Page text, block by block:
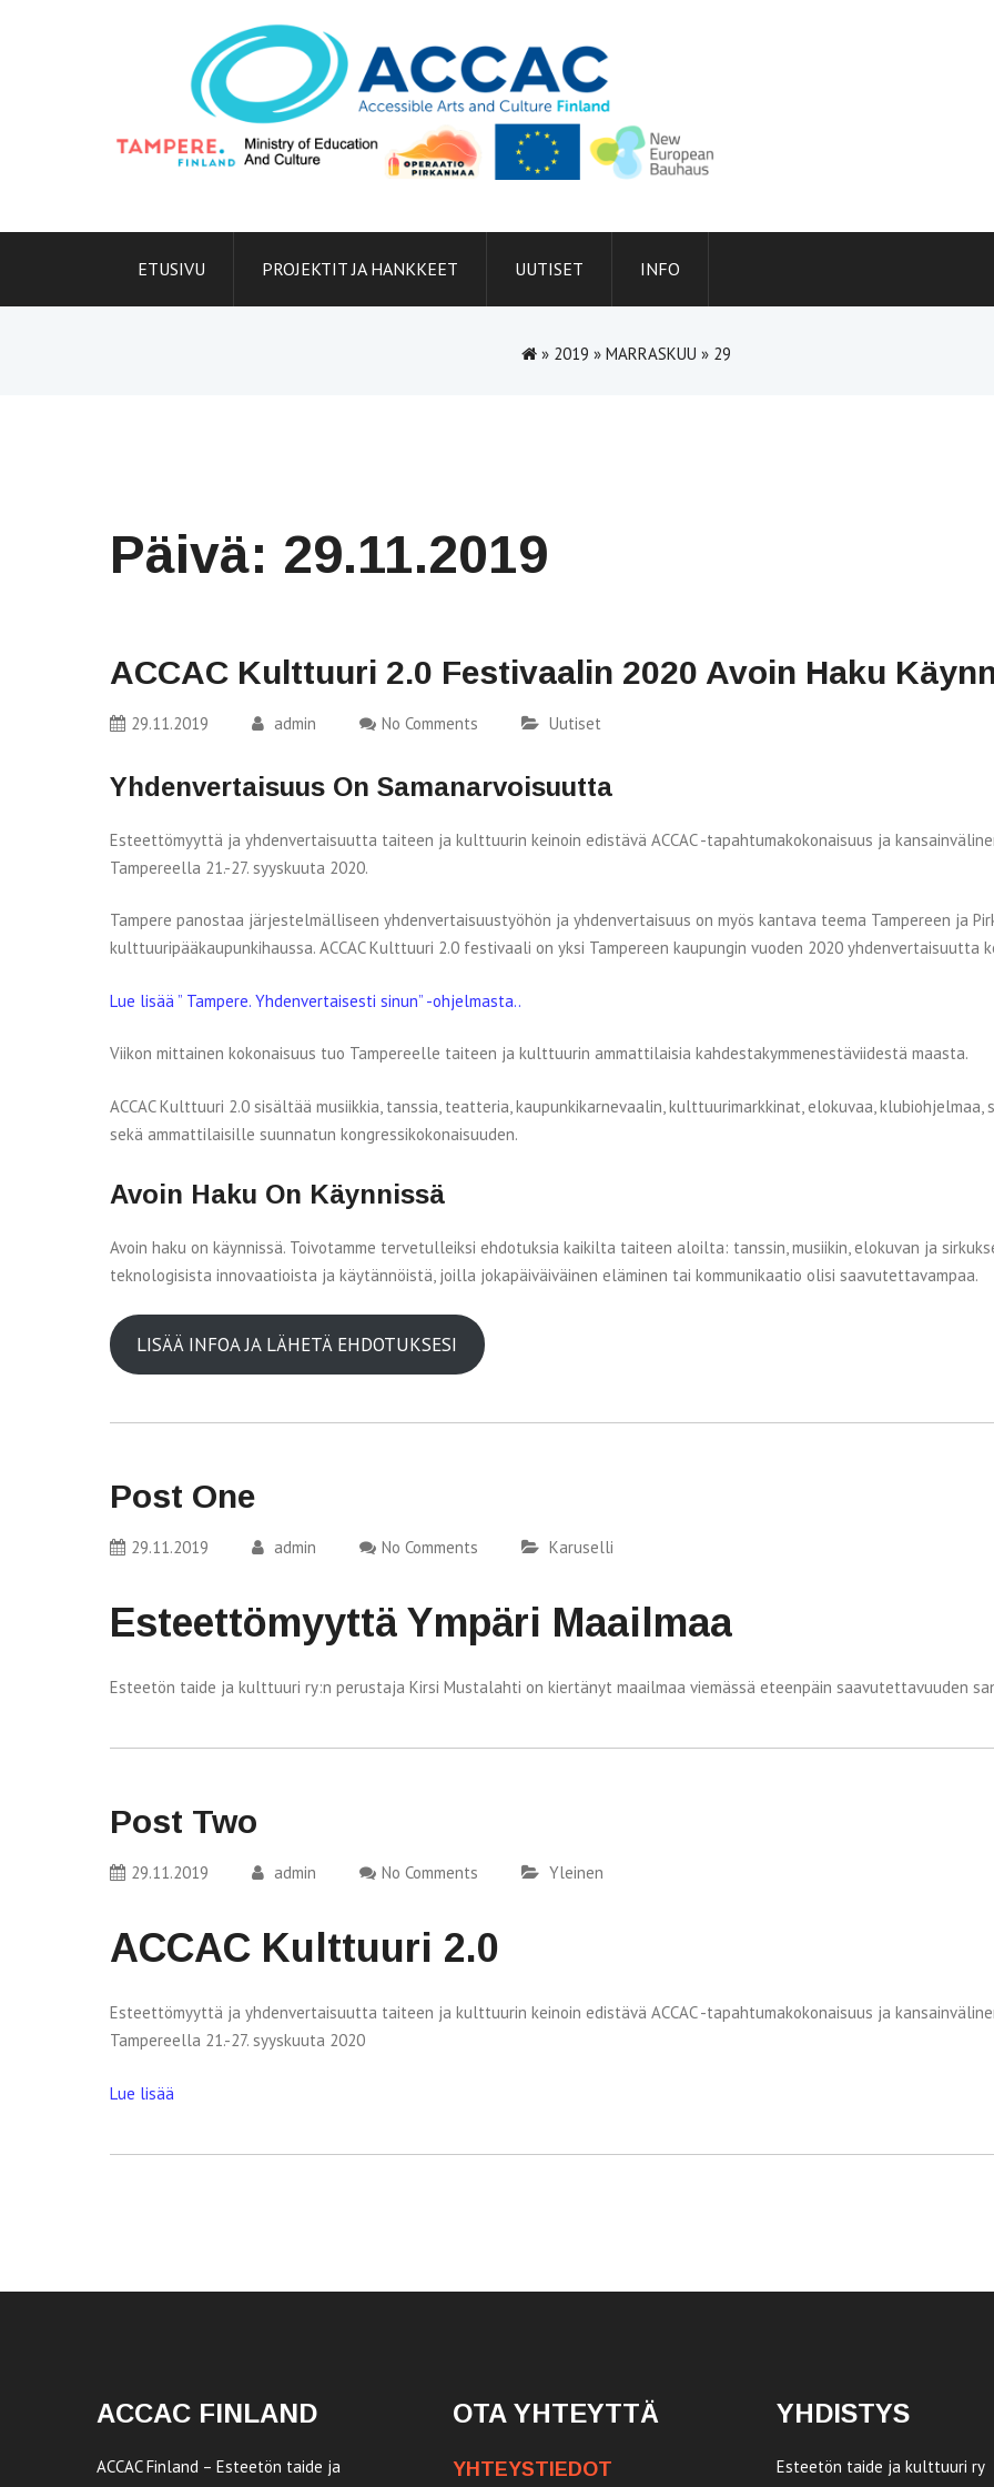
ETUSIVU PROJEKTIT JA HANKKEET UUTISET INFO
» 2019 »MARRASKUU » 29
Päivä: 29.11.2019
ACCAC Kulttuuri 2.0 Festivaalin 2020 Avoin Haku
29.11.2019 admin No Comments Uutiset
Yhdenvertaisuus On Samanarvoisuutta
Esteettömyyttä ja yhdenvertaisuutta taiteen ja kulttuurin keinoin edistävä ACCAC -tapahtumakokonaisuus ja
Tampereella 21.-27. syyskuuta 2020.
Tampere panostaa järjestelmälliseen yhdenvertaisuustyöhön ja yhdenvertaisuus on myös kantava teema Tampereen ja
kulttuuripääkaupunkihaussa. ACCAC Kulttuuri 2.0 festivaali on yksi Tampereen kaupungin vuoden 2020 yhdenvertaisuutta
Lue lisää ” Tampere. Yhdenvertaisesti sinun” -ohjelmasta..
Viikon mittainen kokonaisuus tuo Tampereelle taiteen ja kulttuurin ammattilaisia kahdestakymmenestäviidestä maasta.
ACCAC Kulttuuri 2.0 sisältää musiikkia, tanssia, teatteria, kaupunkikarnevaalin, kulttuurimarkkinat, elokuvaa,
sekä ammattilaisille suunnatun kongressikokonaisuuden.
Avoin Haku On Käynnissä
Avoin haku on käynnissä. Toivotamme tervetulleiksi ehdotuksia kaikilta taiteen aloilta: tanssin, musiikin, elokuvan ja
teknologisista innovaatioista ja käytännöistä, joilla jokapäiväiväinen eläminen tai kommunikaatio olisi saavutettavampaa.
LISÄÄ INFOA JA LÄHETÄ EHDOTUKSESI
Post One
29.11.2019 admin No Comments Karuselli
Esteettömyyttä Ympäri Maailmaa
Esteetön taide ja kulttuuri ry:n perustaja Kirsi Mustalahti on kiertänyt maailmaa viemässä eteenpäin saavutettavuuden
Post Two
29.11.2019 admin No Comments Yleinen
ACCAC Kulttuuri 2.0
Esteettömyyttä ja yhdenvertaisuutta taiteen ja kulttuurin keinoin edistävä ACCAC -tapahtumakokonaisuus ja
Tampereella 21.-27. syyskuuta 2020
Lue lisää
ACCAC FINLAND
ACCAC Finland – Esteetön taide ja
OTA YHTEYTTÄ
YHTEYSTIEDOT
YHDISTYS
Esteetön taide ja kulttuuri ry